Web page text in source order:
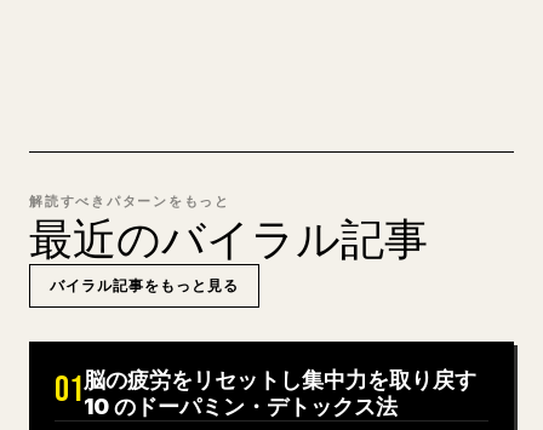
解読すべきパターンをもっと
最近のバイラル記事
バイラル記事をもっと見る
01脳の疲労をリセットし集中力を取り戻す
10 のドーパミン・デトックス法